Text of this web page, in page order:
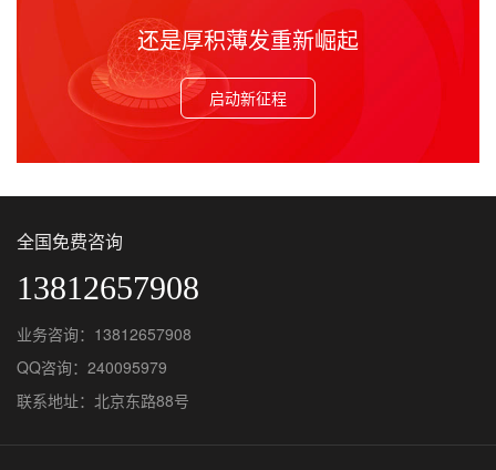
还是厚积薄发重新崛起
启动新征程
全国免费咨询
13812657908
业务咨询：13812657908
QQ咨询：240095979
联系地址：北京东路88号